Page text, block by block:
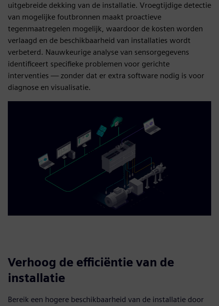
uitgebreide dekking van de installatie. Vroegtijdige detectie
van mogelijke foutbronnen maakt proactieve
tegenmaatregelen mogelijk, waardoor de kosten worden
verlaagd en de beschikbaarheid van installaties wordt
verbeterd. Nauwkeurige analyse van sensorgegevens
identificeert specifieke problemen voor gerichte
interventies — zonder dat er extra software nodig is voor
diagnose en visualisatie.
Verhoog de efficiëntie van de
installatie
Bereik een hogere beschikbaarheid van de installatie door